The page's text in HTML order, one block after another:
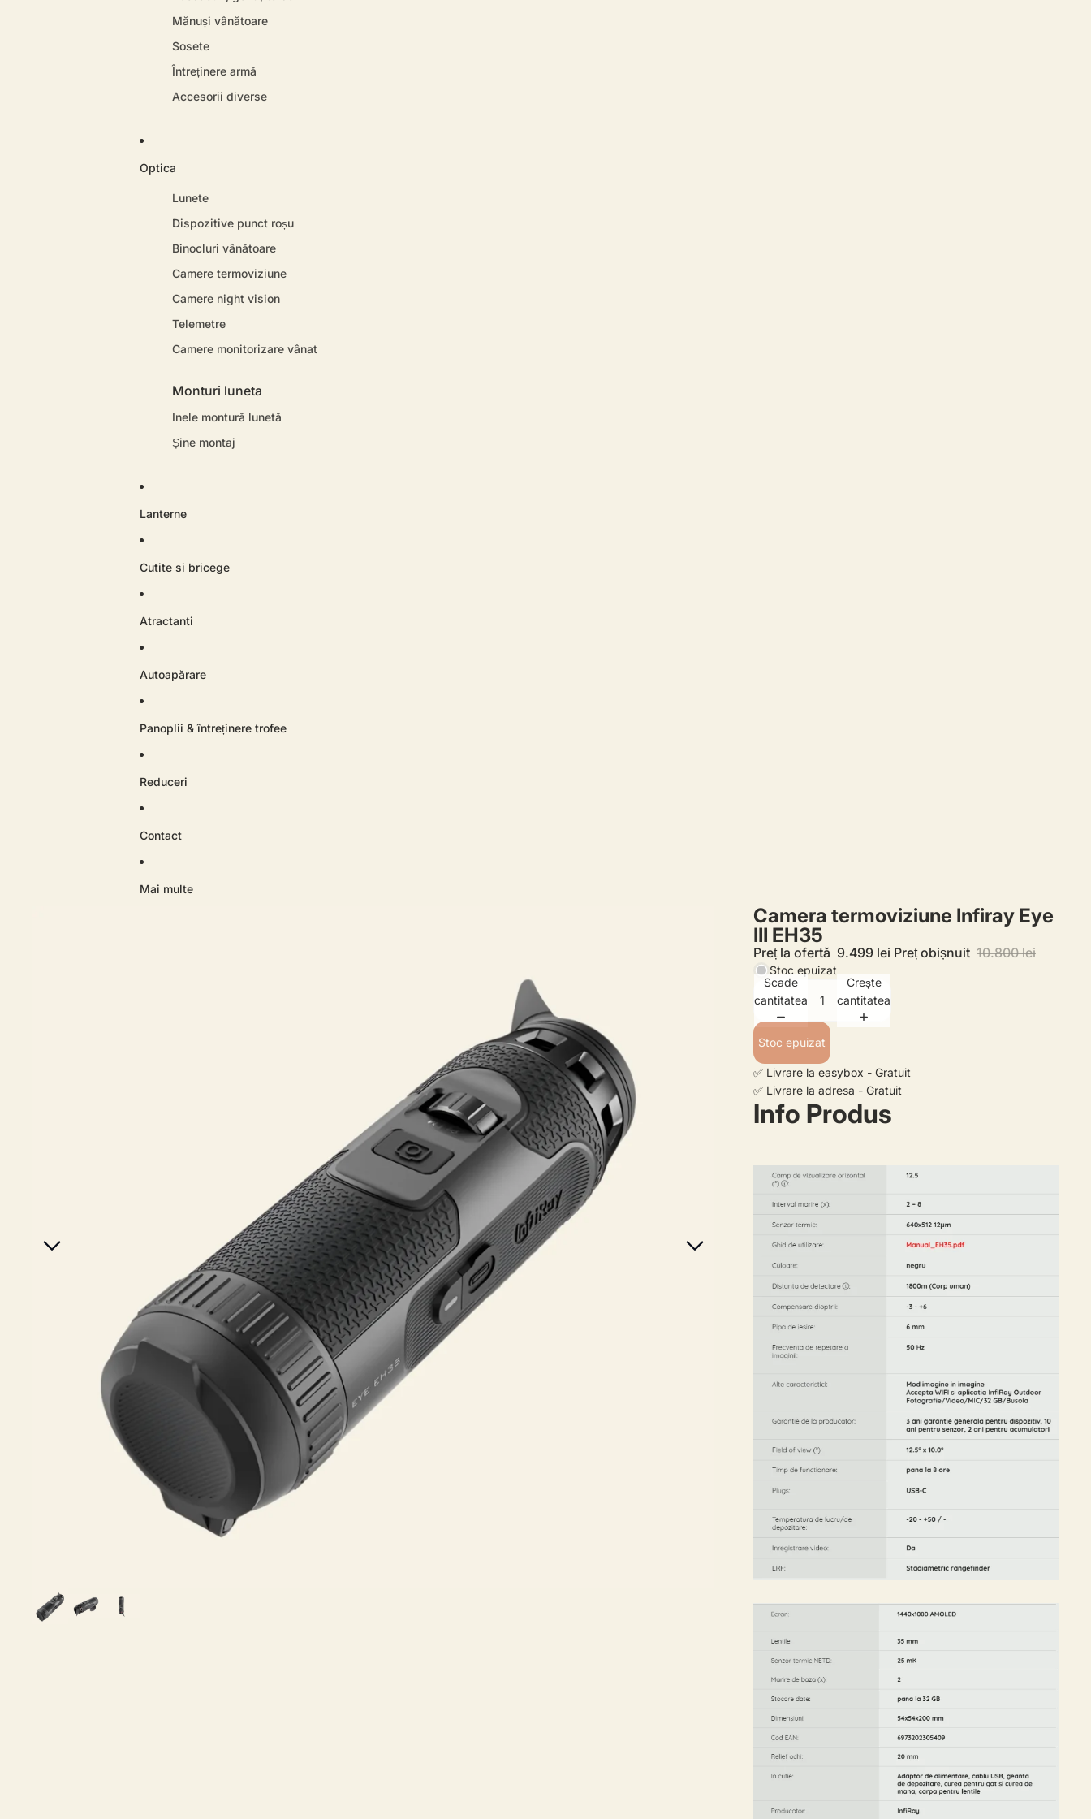
Mănuși vânătoare
Sosete
Întreținere armă
Accesorii diverse
Optica
Lunete
Dispozitive punct roșu
Binocluri vânătoare
Camere termoviziune
Camere night vision
Telemetre
Camere monitorizare vânat
Monturi luneta
Inele montură lunetă
Șine montaj
Lanterne
Cutite si bricege
Atractanti
Autoapărare
Panoplii & întreținere trofee
Reduceri
Contact
Mai multe
Camera termoviziune Infiray Eye
III EH35
Preț la ofertă 9.499 lei Preț obișnuit 10.800 lei
Stoc epuizat
Scade
cantitatea
Crește
cantitatea
Stoc epuizat
✅ Livrare la easybox - Gratuit
✅ Livrare la adresa - Gratuit
Info Produs